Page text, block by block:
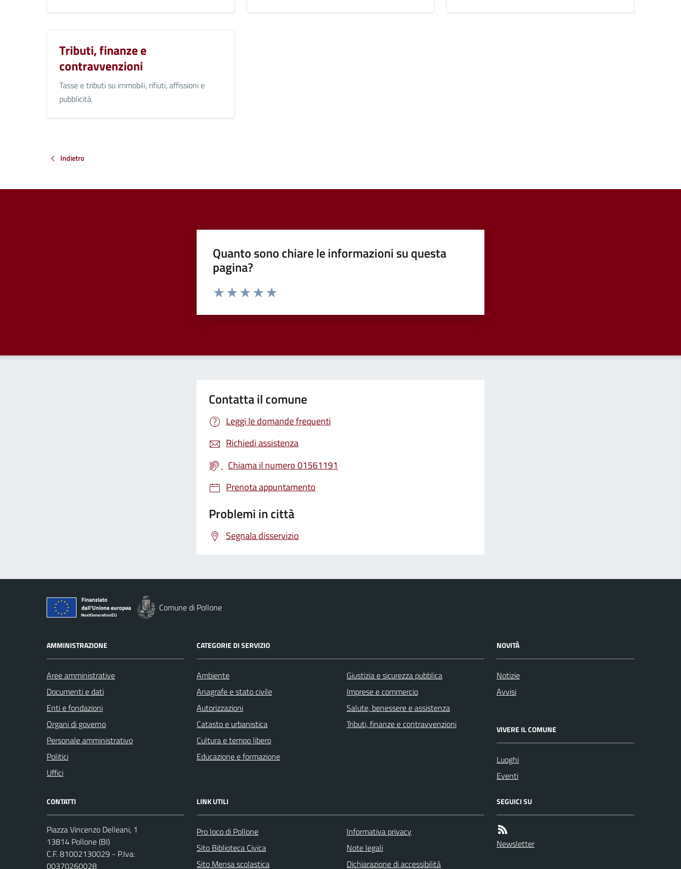
Tributi, finanze e
contravvenzioni
Tasse e tributi su immobili, rifiuti, affissioni e
pubblicità.
Indietro
Quanto sono chiare le informazioni su questa
pagina?
Valuta da 1 a 5 stelle la pagina
Contatta il comune
Leggi le domande frequenti
Richiedi assistenza
Chiama il numero 01561191
Prenota appuntamento
Problemi in città
Segnala disservizio
Comune di Pollone
AMMINISTRAZIONE
Aree amministrative
Documenti e dati
Enti e fondazioni
Organi di governo
Personale amministrativo
Politici
Uffici
CATEGORIE DI SERVIZIO
Ambiente
Anagrafe e stato civile
Autorizzazioni
Catasto e urbanistica
Cultura e tempo libero
Educazione e formazione
Giustizia e sicurezza pubblica
Imprese e commercio
Salute, benessere e assistenza
Tributi, finanze e contravvenzioni
NOVITÀ
Notizie
Avvisi
VIVERE IL COMUNE
Luoghi
Eventi
CONTATTI
Piazza Vincenzo Delleani, 1
13814 Pollone (BI)
C.F. 81002130029 - P.Iva:
00370260028
LINK UTILI
Pro loco di Pollone
Sito Biblioteca Civica
Sito Mensa scolastica
Informativa privacy
Note legali
Dichiarazione di accessibilità
SEGUICI SU
Newsletter